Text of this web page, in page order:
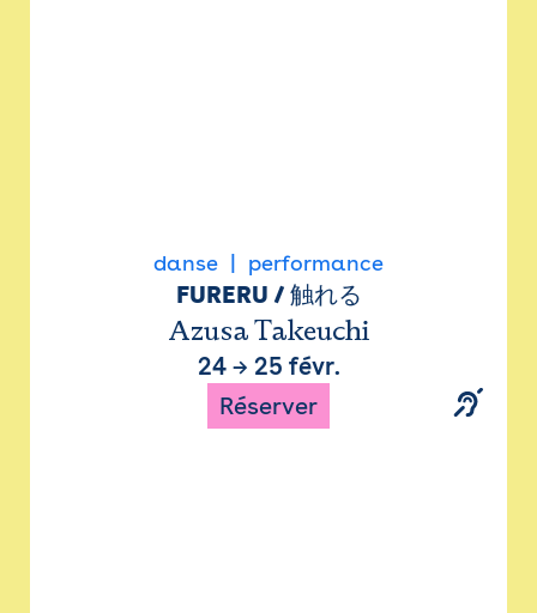
danse performance
FURERU / 触れる
Azusa Takeuchi
24→ 25 févr.
Réserver